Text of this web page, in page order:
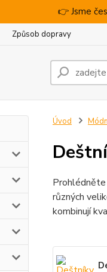
👉 Jsme
Způsob dopravy
Úvod
různých
kombinují